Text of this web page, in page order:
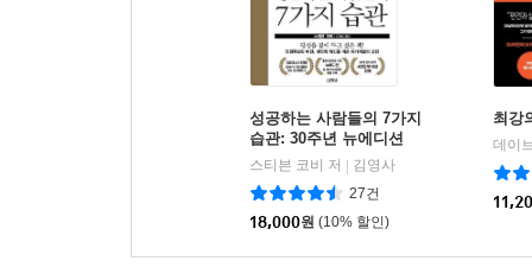
성공하는 사람들의 7가지
습관: 30주년 뉴에디션
스티븐 코비 저 | 김영사
27건
18,000원 (10% 할인)
최강